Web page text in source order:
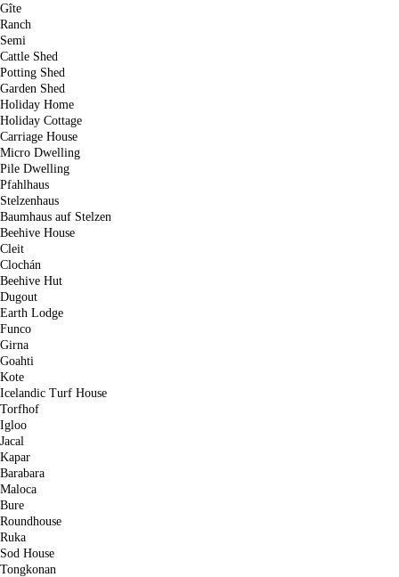
Gîte
Ranch
Semi
Cattle Shed
Potting Shed
Garden Shed
Holiday Home
Holiday Cottage
Carriage House
Micro Dwelling
Pile Dwelling
Pfahlhaus
Stelzenhaus
Baumhaus auf Stelzen
Beehive House
Cleit
Clochán
Beehive Hut
Dugout
Earth Lodge
Funco
Girna
Goahti
Kote
Icelandic Turf House
Torfhof
Igloo
Jacal
Kapar
Barabara
Maloca
Bure
Roundhouse
Ruka
Sod House
Tongkonan